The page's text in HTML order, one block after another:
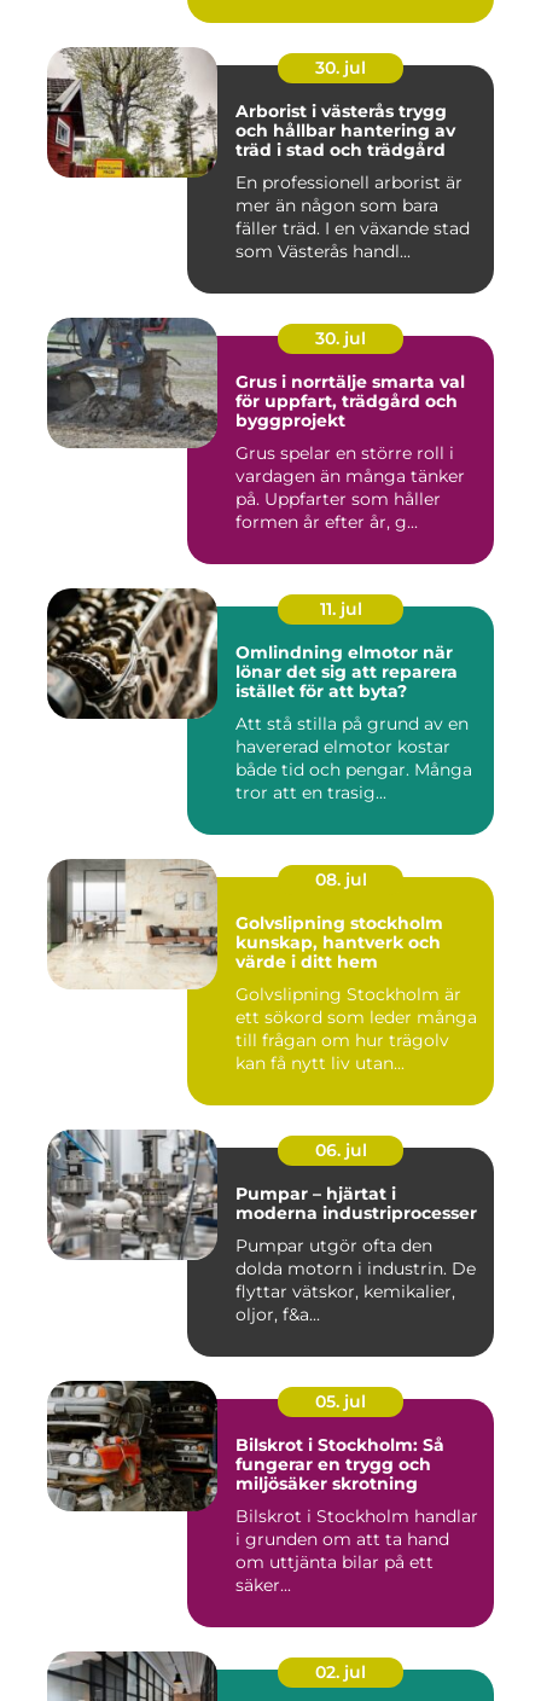
30. jul
Arborist i västerås trygg
och hållbar hantering av
träd i stad och trädgård
En professionell arborist är
mer än någon som bara
fäller träd. I en växande stad
som Västerås handl...
30. jul
Grus i norrtälje smarta val
för uppfart, trädgård och
byggprojekt
Grus spelar en större roll i
vardagen än många tänker
på. Uppfarter som håller
formen år efter år, g...
11. jul
Omlindning elmotor när
lönar det sig att reparera
istället för att byta?
Att stå stilla på grund av en
havererad elmotor kostar
både tid och pengar. Många
tror att en trasig...
08. jul
Golvslipning stockholm
kunskap, hantverk och
värde i ditt hem
Golvslipning Stockholm är
ett sökord som leder många
till frågan om hur trägolv
kan få nytt liv utan...
06. jul
Pumpar – hjärtat i
moderna industriprocesser
Pumpar utgör ofta den
dolda motorn i industrin. De
flyttar vätskor, kemikalier,
oljor, f&a...
05. jul
Bilskrot i Stockholm: Så
fungerar en trygg och
miljösäker skrotning
Bilskrot i Stockholm handlar
i grunden om att ta hand
om uttjänta bilar på ett
säker...
02. jul